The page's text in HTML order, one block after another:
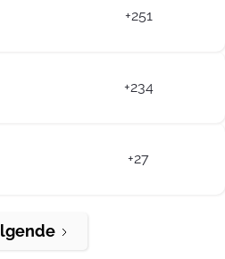
+251
+234
+27